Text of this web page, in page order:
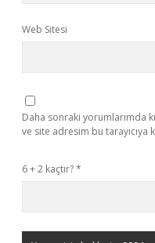
Web Sitesi
Daha sonraki yorumlarımda
ve site adresim bu tarayıcıya
6 + 2 kaçtır?*